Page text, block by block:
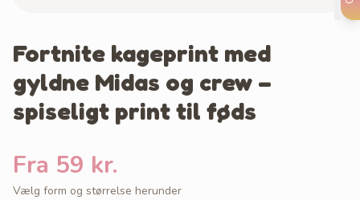
Fortnite kageprint med
gyldne Midas og crew –
spiseligt print til føds
Fra 59 kr.
Vælg form og størrelse herunder